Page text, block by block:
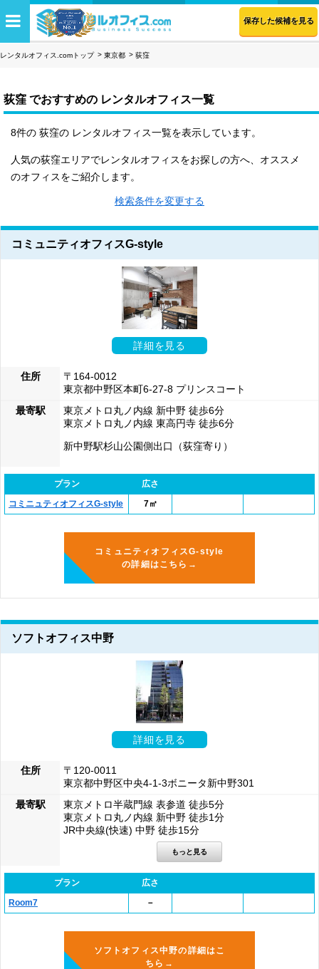
保存した候補を見る
レンタルオフィス.comトップ 東京都 荻窪
荻窪 でおすすめの レンタルオフィス一覧
8件の 荻窪の レンタルオフィス一覧を表示しています。
人気の荻窪エリアでレンタルオフィスをお探しの方へ、オススメ
のオフィスをご紹介します。
検索条件を変更する
コミュニティオフィスG-style
詳細を見る
住所
〒164-0012
東京都中野区本町6-27-8 プリンスコート
最寄駅
東京メトロ丸ノ内線 新中野 徒歩6分
東京メトロ丸ノ内線 東高円寺 徒歩6分
新中野駅杉山公園側出口（荻窪寄り）
プラン
広さ
コミニュティオフィスG-style
7㎡
コミュニティオフィスG-style
の詳細はこちら→
ソフトオフィス中野
詳細を見る
住所
〒120-0011
東京都中野区中央4-1-3ボニータ新中野301
最寄駅
東京メトロ半蔵門線 表参道 徒歩5分
東京メトロ丸ノ内線 新中野 徒歩1分
JR中央線(快速) 中野 徒歩15分
プラン
広さ
Room7
－
ソフトオフィス中野の詳細はこ
ちら→